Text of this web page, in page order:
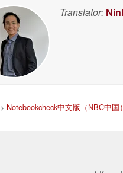
Translator:
> Notebookcheck中文版（NBC中国）